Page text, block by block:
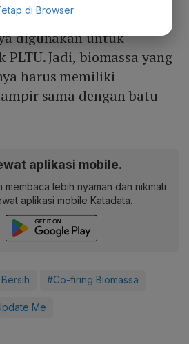
tidak mudah karena batu
digunakan untuk
Jadi, biomassa yang
harus memiliki
sama dengan batu
aplikasi mobile.
membaca lebih nyaman dan nikmati
aplikasi mobile Katadata.
#Co-firing Biomassa
Me
di Browser